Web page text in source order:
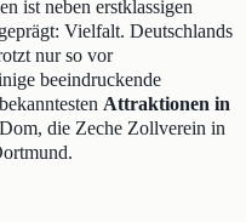
ist neben erstklassigen
Vielfalt. Deutschlands
nur so vor
beeindruckende
Attraktionen in
die Zeche Zollverein in